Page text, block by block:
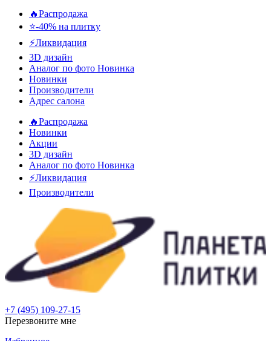
🔥Распродажа
⭐-40% на плитку
⚡️Ликвидация
3D дизайн
Аналог по фото Новинка
Новинки
Производители
Адрес салона
🔥Распродажа
Новинки
Акции
3D дизайн
Аналог по фото Новинка
⚡Ликвидация
Производители
+7 (495) 109-27-15
Перезвоните мне